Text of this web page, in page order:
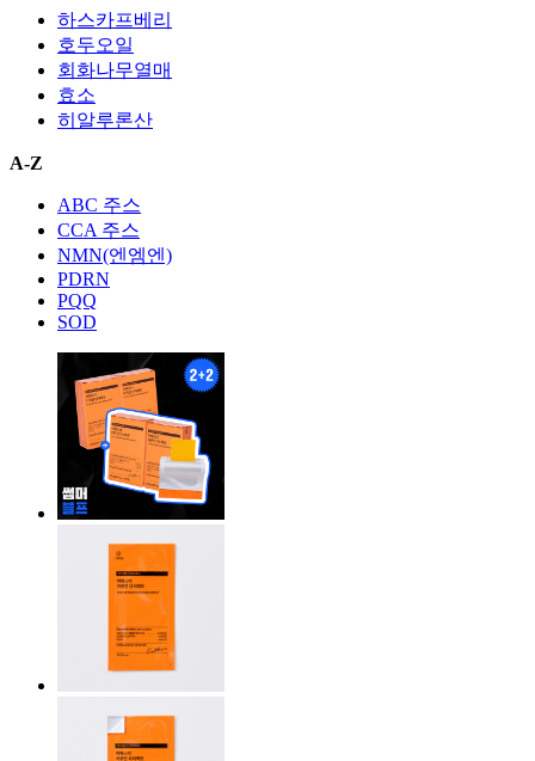
하스카프베리
호두오일
회화나무열매
효소
히알루론산
A-Z
ABC 주스
CCA 주스
NMN(엔엠엔)
PDRN
PQQ
SOD